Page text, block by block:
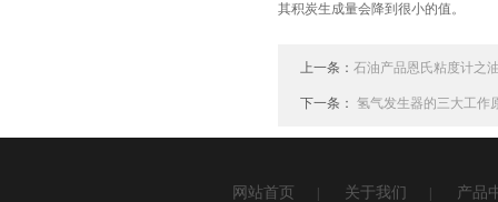
其积炭生成量会降到很小的值。
上一条： 石油产品恩氏粘度计之
下一条： 氢气发生器的三大工作
网站首页 关于我们 产品